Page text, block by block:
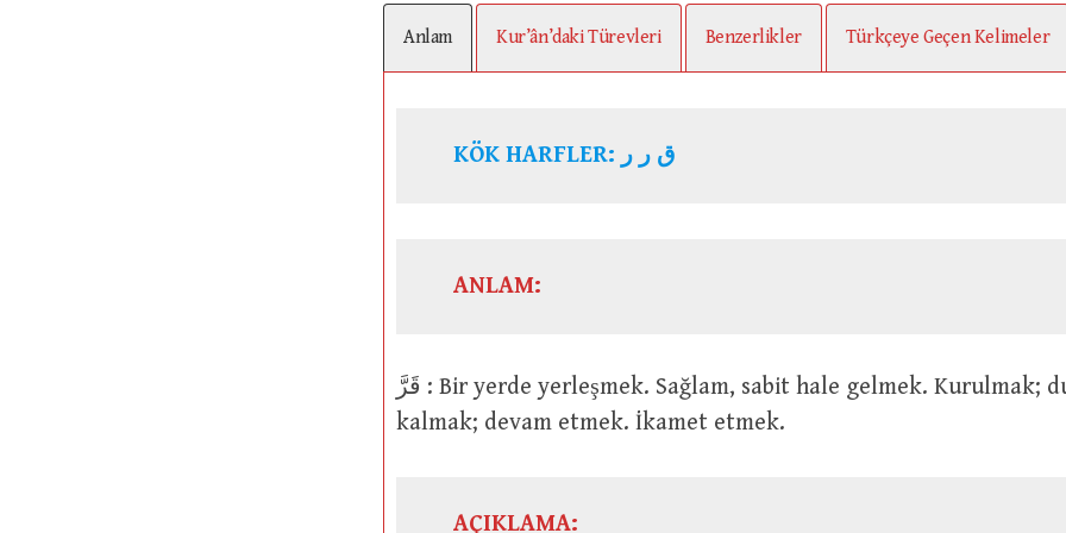
Anlam Kur’ân’daki Türevleri Benzerlikler Türkçeye Geçen Kelimeler
KÖK HARFLER: ق ر ر
ANLAM:
قَرَّ : Bir yerde yerleşmek. Sağlam, sabit hale gelmek. Kurulmak; durmak;
kalmak; devam etmek. İkamet etmek.
AÇIKLAMA: